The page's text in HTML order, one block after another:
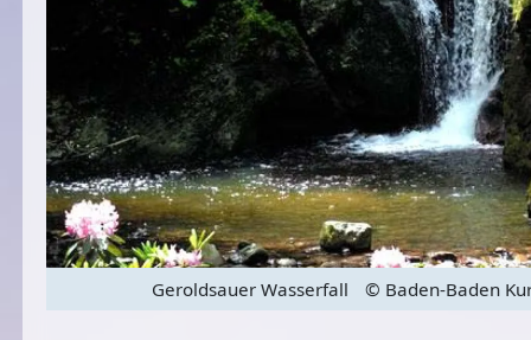
Geroldsauer Wasserfall © Baden-Baden